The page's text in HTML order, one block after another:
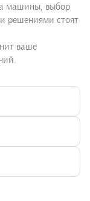
машины, выбор
решениями стоят
ваше